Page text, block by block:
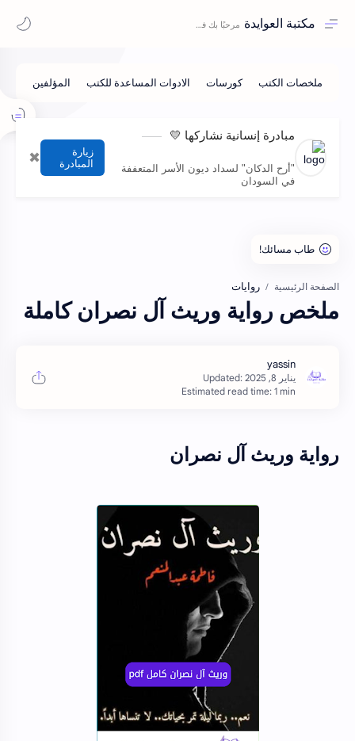
مكتبة العوايدة
مبادرة إنسانية نشاركها 💛
"أرح الدكان" لسداد ديون الأسر المتعففة
في السودان
زيارة
المبادرة
✖
الصفحة الرئيسية روايات
ملخص رواية وريث آل نصران كاملة
Estimated read time: 1 min
رواية وريث آل نصران